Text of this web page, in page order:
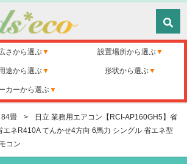
さから選ぶ 設置場所から選ぶ
途から選ぶ 形状から選ぶ
カーから選ぶ
畳 >
日立 業務用エアコン【RCI-AP160GH5】省
エネR410A てんかせ4方向 6馬力 シングル 省エネ型
コン